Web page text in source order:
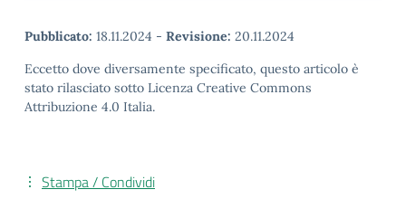
Pubblicato: 18.11.2024 - Revisione: 20.11.2024
Eccetto dove diversamente specificato, questo articolo è
stato rilasciato sotto Licenza Creative Commons
Attribuzione 4.0 Italia.
Stampa / Condividi